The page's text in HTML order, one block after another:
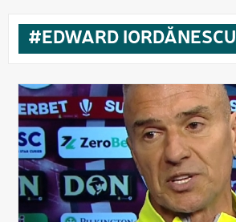
EDWARD IORDĂNESCU